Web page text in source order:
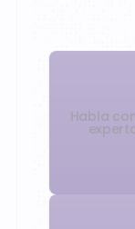
Habla